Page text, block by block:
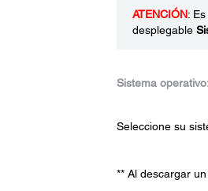
ATENCIÓN:
desplegable
Sistema
Seleccione su
** Al descargar